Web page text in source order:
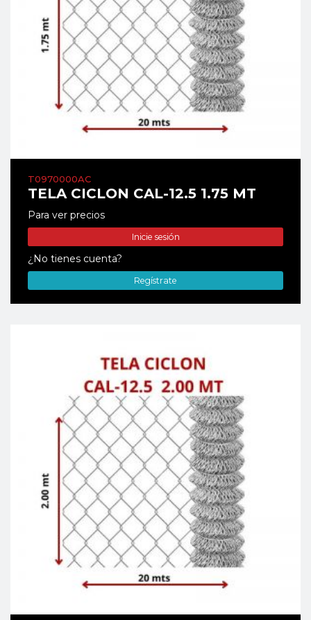
T0970000AC
TELA CICLON CAL-12.5 1.75 MT
Para ver precios
Inicie sesión
¿No tienes cuenta?
Regístrate